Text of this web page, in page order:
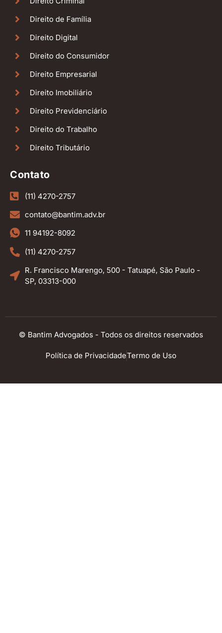
Direito de Família
Direito Digital
Direito do Consumidor
Direito Empresarial
Direito Imobiliário
Direito Previdenciário
Direito do Trabalho
Direito Tributário
Contato
(11) 4270-2757
contato@bantim.adv.br
11 94192-8092
(11) 4270-2757
R. Francisco Marengo, 500 - Tatuapé, São Paulo -
SP, 03313-000
© Bantim Advogados - Todos os direitos reservados
Política de PrivacidadeTermo de Uso